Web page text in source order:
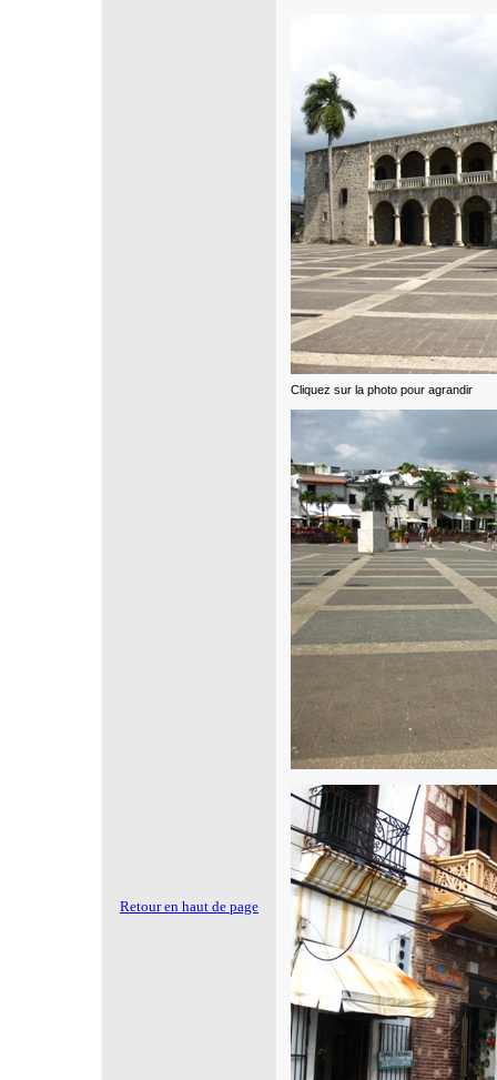
Retour en haut de page
Cliquez sur la photo pour agrandir